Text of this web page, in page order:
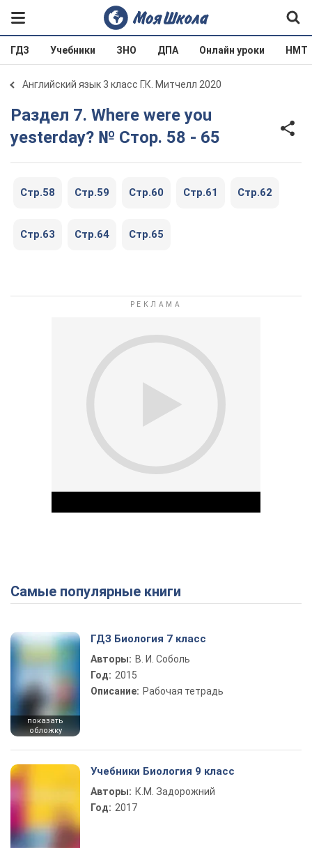
ГДЗ Учебники ЗНО ДПА Онлайн уроки НМТ
Английский язык 3 класс Г.К. Митчелл 2020
Раздел 7. Where were you
yesterday? № Стор. 58 - 65
Стр.58 Стр.59 Стр.60 Стр.61 Стр.62
Стр.63 Стр.64 Стр.65
Play Video
Самые популярные книги
показать
обложку
ГДЗ Биология 7 класс
Авторы: В. И. Соболь
Год: 2015
Описание: Рабочая тетрадь
Учебники Биология 9 класс
Авторы: К.М. Задорожний
Год: 2017